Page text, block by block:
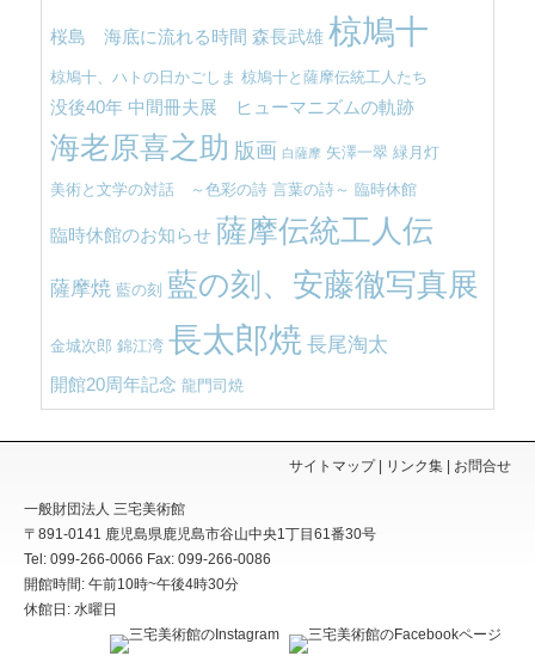
桜島 海底に流れる時間 森長武雄 椋鳩十
椋鳩十、ハトの日かごしま 椋鳩十と薩摩伝統工人たち
没後40年 中間冊夫展 ヒューマニズムの軌跡
海老原喜之助 版画 白薩摩 矢澤一翠 緑月灯
美術と文学の対話 ～色彩の詩 言葉の詩～ 臨時休館
臨時休館のお知らせ 薩摩伝統工人伝
薩摩焼 藍の刻 藍の刻、安藤徹写真展
金城次郎 錦江湾 長太郎焼 長尾淘太
開館20周年記念 龍門司焼
サイトマップ リンク集 お問合せ
一般財団法人 三宅美術館
〒891-0141 鹿児島県鹿児島市谷山中央1丁目61番30号
Tel: 099-266-0066 Fax: 099-266-0086
開館時間: 午前10時~午後4時30分
休館日: 水曜日